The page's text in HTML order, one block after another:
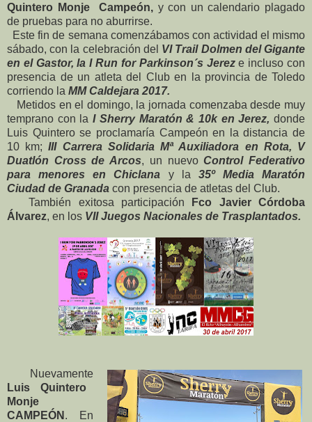
Quintero Monje Campeón,y con un calendario plagado
de pruebas para no aburrirse.
Este fin de semana comenzábamos con actividad el mismo
sábado, con la celebración del VI Trail Dolmen del Gigante
en el Gastor, la I Run for Parkinson´s Jereze incluso con
presencia de un atleta del Club en la provincia de Toledo
corriendo la MM Caldejara 2017.
Metidos en el domingo, la jornada comenzaba desde muy
temprano con laI Sherry Maratón & 10k en Jerez, donde
Luis Quintero se proclamaría Campeón en la distancia de
10 km;III Carrera Solidaria Mª Auxiliadora en Rota, V
Duatlón Cross de Arcos, un nuevoControl Federativo
para menores en Chiclana y la 35º Media Maratón
Ciudad de Granada con presencia de atletas del Club.
También exitosa participación Fco Javier Córdoba
Álvarez, en los VII Juegos Nacionales de Trasplantados.
Nuevamente
Luis Quintero
Monje
CAMPEÓN . En